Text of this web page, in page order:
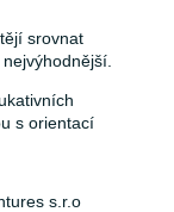
srovnat
s orientací
s.r.o